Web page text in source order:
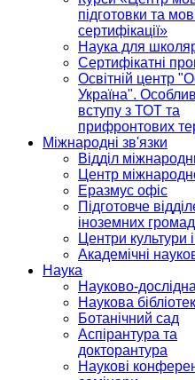
підготовки та
сертифікації»
Наука для
Сертифікатні
Освітній центр
Україна".
вступу з ТОТ та
прифронтових
Міжнародні зв'язки
Відділ
Центр
Еразмус офіс
Підготовче
іноземних
Центри культури
Академічні
Наука
Науково-
Наукова
Ботанічний сад
Аспірантура та
докторантура
Наукові